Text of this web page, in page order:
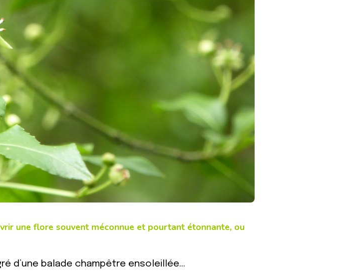
une flore souvent méconnue et pourtant étonnante, ou
d’une balade champêtre ensoleillée…